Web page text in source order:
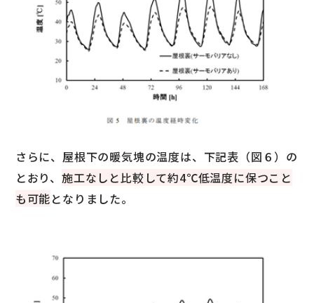
さらに、屋根下の暖気塊の温度は、下記表（図６）の
とおり、施工なしと比較して約4℃低温度に保つこと
も可能となりました。